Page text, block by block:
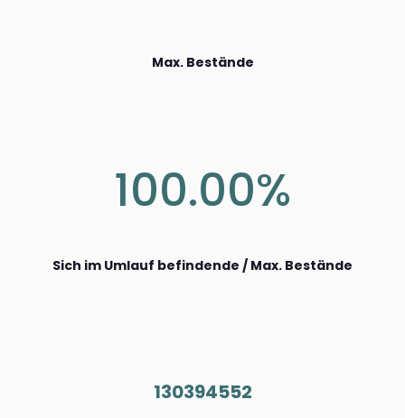
Max. Bestände
100.00%
Sich im Umlauf befindende / Max. Bestände
130394552